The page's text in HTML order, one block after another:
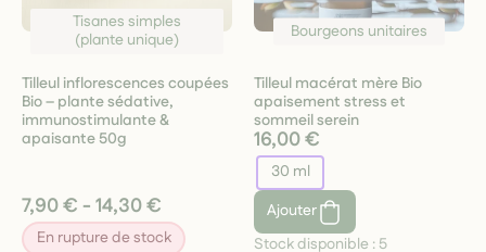
Tisanes simples
(plante unique)
Tilleul inflorescences coupées
Bio – plante sédative,
immunostimulante &
apaisante 50g
7,90 € - 14,30 €
En rupture de stock
Bourgeons unitaires
Tilleul macérat mère Bio
apaisement stress et
sommeil serein
16,00 €
30 ml
Ajouter
Stock disponible : 5